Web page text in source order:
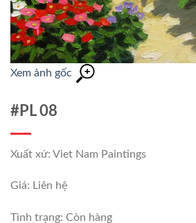
Xem ảnh gốc
#PL 08
Xuất xứ: Viet Nam Paintings
Giá: Liên hệ
Tình trạng: Còn hàng